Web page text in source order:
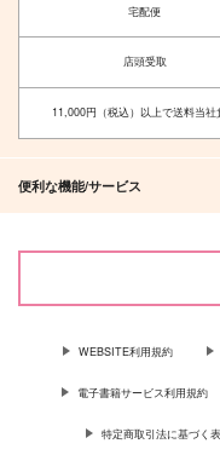
宅配便
店頭受取
11,000円（税込）以上で送料当社
便利な機能/サービス
WEBSITE利用規約
電子書籍サービス利用規約
特定商取引法に基づく